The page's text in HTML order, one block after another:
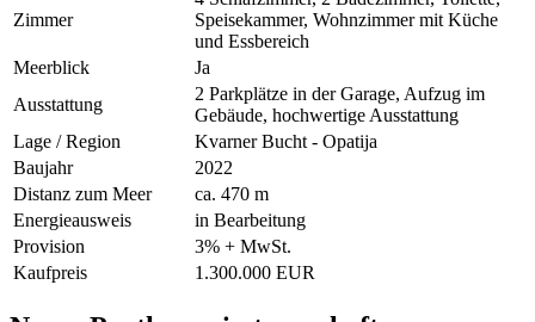
Zimmer
Speisekammer, Wohnzimmer mit Küche
und Essbereich
Meerblick
Ja
Ausstattung
2 Parkplätze in der Garage, Aufzug im
Gebäude, hochwertige Ausstattung
Lage / Region
Kvarner Bucht - Opatija
Baujahr
2022
Distanz zum Meer
ca. 470 m
Energieausweis
in Bearbeitung
Provision
3% + MwSt.
Kaufpreis
1.300.000 EUR